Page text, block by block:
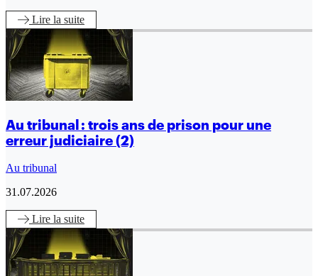
Lire la suite
Au tribunal : trois ans de prison pour une
erreur judiciaire (2)
Au tribunal
31.07.2026
Lire la suite